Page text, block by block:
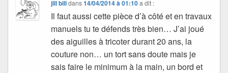
jill billdans14/04/2014 à 01:10 a dit :
Il faut aussi cette pièce d’à côté et en travaux
manuels tu te défends très bien… J’ai joué
des aiguilles à tricoter durant 20 ans, la
couture non… un tort sans doute mais je
sais faire le minimum à la main, un bord et